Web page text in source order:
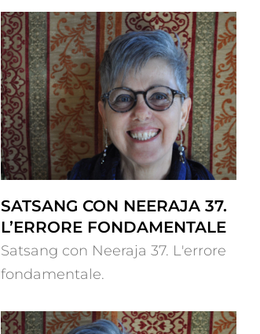
SATSANG CON NEERAJA 37.
L’ERRORE FONDAMENTALE
Satsang con Neeraja 37. L'errore
fondamentale.
Satsang con Neeraja 36. Tornare
al respiro